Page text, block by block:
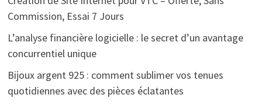
Commission, Essai 7 Jours
L’analyse financière logicielle : le secret d’un avantage
concurrentiel unique
Bijoux argent 925 : comment sublimer vos tenues
quotidiennes avec des pièces éclatantes